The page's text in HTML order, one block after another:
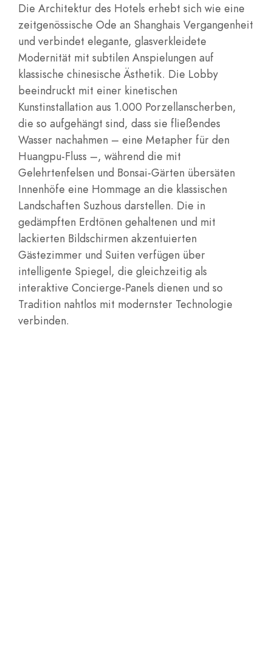
Die Architektur des Hotels erhebt sich wie eine
zeitgenössische Ode an Shanghais Vergangenheit
und verbindet elegante, glasverkleidete
Modernität mit subtilen Anspielungen auf
klassische chinesische Ästhetik. Die Lobby
beeindruckt mit einer kinetischen
Kunstinstallation aus 1.000 Porzellanscherben,
die so aufgehängt sind, dass sie fließendes
Wasser nachahmen – eine Metapher für den
Huangpu-Fluss –, während die mit
Gelehrtenfelsen und Bonsai-Gärten übersäten
Innenhöfe eine Hommage an die klassischen
Landschaften Suzhous darstellen. Die in
gedämpften Erdtönen gehaltenen und mit
lackierten Bildschirmen akzentuierten
Gästezimmer und Suiten verfügen über
intelligente Spiegel, die gleichzeitig als
interaktive Concierge-Panels dienen und so
Tradition nahtlos mit modernster Technologie
verbinden.